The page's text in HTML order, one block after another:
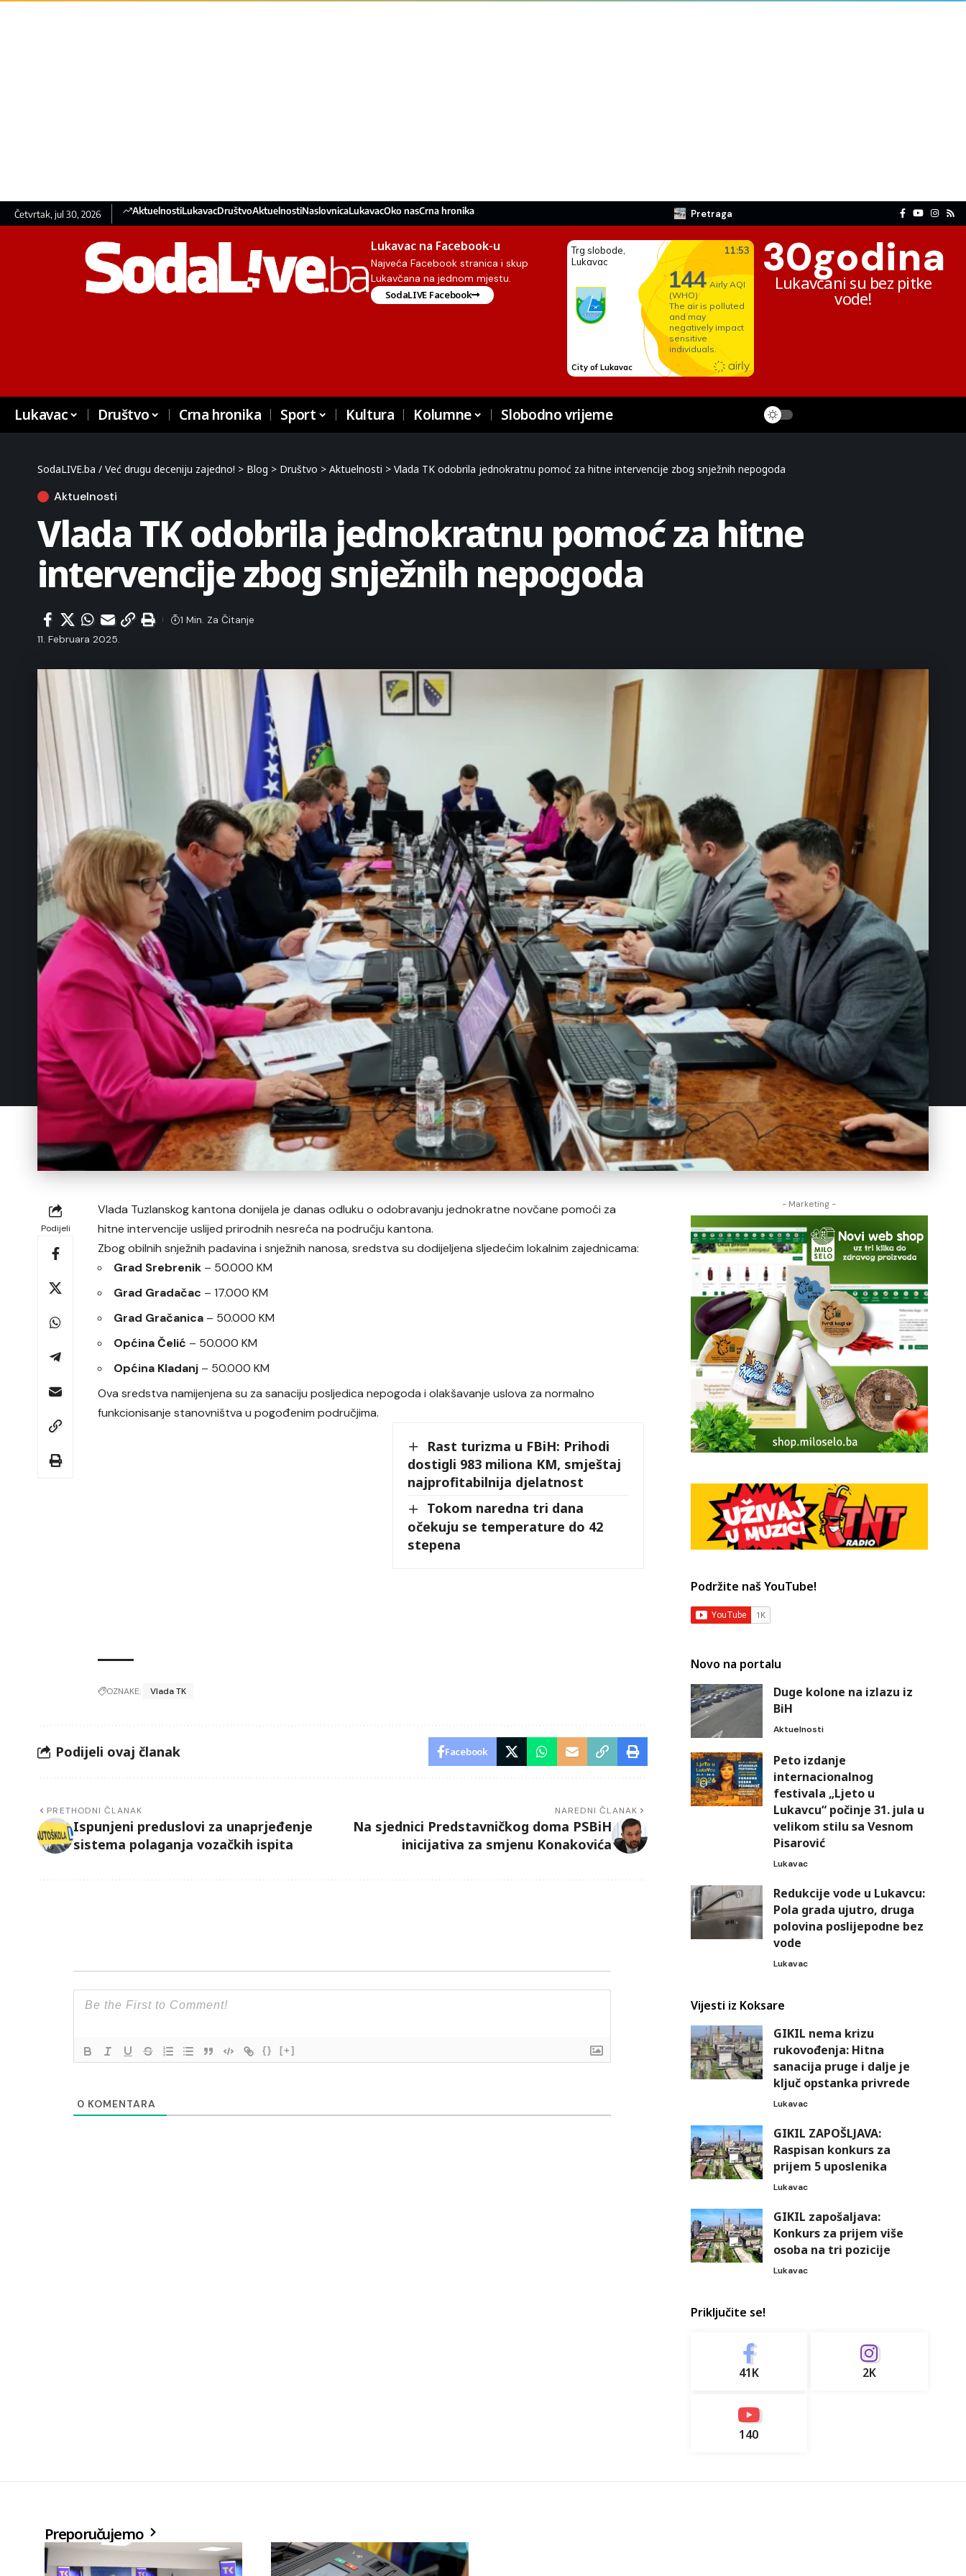
Četvrtak, jul 30, 2026 AktuelnostiLukavacDruštvoAktuelnostiNaslovnicaLukavacOko nasCrna hronika Pretraga
Lukavac na Facebook-u
Najveća Facebook stranica i skup
Lukavčana na jednom mjestu.
SodaLIVE Facebook
30godina
Lukavčani su bez pitke
vode!
Lukavac Društvo Crna hronika Sport Kultura Kolumne Slobodno vrijeme
SodaLIVE.ba / Već drugu deceniju zajedno! > Blog > Društvo > Aktuelnosti > Vlada TK odobrila jednokratnu pomoć za hitne intervencije zbog snježnih nepogoda
Aktuelnosti
Vlada TK odobrila jednokratnu pomoć za hitne
intervencije zbog snježnih nepogoda
11. Februara 2025.
1 Min. Za Čitanje
Podijeli
Vlada Tuzlanskog kantona donijela je danas odluku o odobravanju jednokratne novčane pomoći za
hitne intervencije uslijed prirodnih nesreća na području kantona.
Zbog obilnih snježnih padavina i snježnih nanosa, sredstva su dodijeljena sljedećim lokalnim zajednicama:
Grad Srebrenik – 50.000 KM
Grad Gradačac – 17.000 KM
Grad Gračanica – 50.000 KM
Općina Čelić – 50.000 KM
Općina Kladanj – 50.000 KM
Ova sredstva namijenjena su za sanaciju posljedica nepogoda i olakšavanje uslova za normalno
funkcionisanje stanovništva u pogođenim područjima.
Rast turizma u FBiH: Prihodi
dostigli 983 miliona KM, smještaj
najprofitabilnija djelatnost
Tokom naredna tri dana
očekuju se temperature do 42
stepena
OZNAKE: Vlada TK
Podijeli ovaj članak Facebook
PRETHODNI ČLANAK
Ispunjeni preduslovi za unaprjeđenje
sistema polaganja vozačkih ispita
NAREDNI ČLANAK
Na sjednici Predstavničkog doma PSBiH
inicijativa za smjenu Konakovića
{} [+]
0 KOMENTARA
- Marketing -
Podržite naš YouTube!
Novo na portalu
Duge kolone na izlazu iz
BiH
Aktuelnosti
Peto izdanje
internacionalnog
festivala „Ljeto u
Lukavcu“ počinje 31. jula u
velikom stilu sa Vesnom
Pisarović
Lukavac
Redukcije vode u Lukavcu:
Pola grada ujutro, druga
polovina poslijepodne bez
vode
Lukavac
Vijesti iz Koksare
GIKIL nema krizu
rukovođenja: Hitna
sanacija pruge i dalje je
ključ opstanka privrede
Lukavac
GIKIL ZAPOŠLJAVA:
Raspisan konkurs za
prijem 5 uposlenika
Lukavac
GIKIL zapošaljava:
Konkurs za prijem više
osoba na tri pozicije
Lukavac
Priključite se!
41K 2K
140
Preporučujemo